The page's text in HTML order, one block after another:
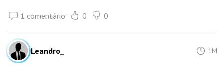
1 comentário 0 0
Leandro_ 1M